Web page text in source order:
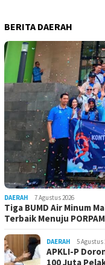
BERITA DAERAH
DAERAH 7 Agustus 2026
Tiga BUMD Air Minum
Terbaik Menuju
DAERAH 5 Agustus
APKLI-P
100 Juta